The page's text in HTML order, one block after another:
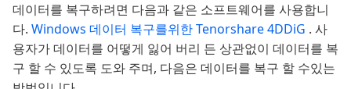
데이터를 복구하려면 다음과 같은 소프트웨어를 사용합니
다. Windows 데이터 복구를위한 Tenorshare 4DDiG . 사
용자가 데이터를 어떻게 잃어 버리 든 상관없이 데이터를 복
구 할 수 있도록 도와 주며, 다음은 데이터를 복구 할 수있는